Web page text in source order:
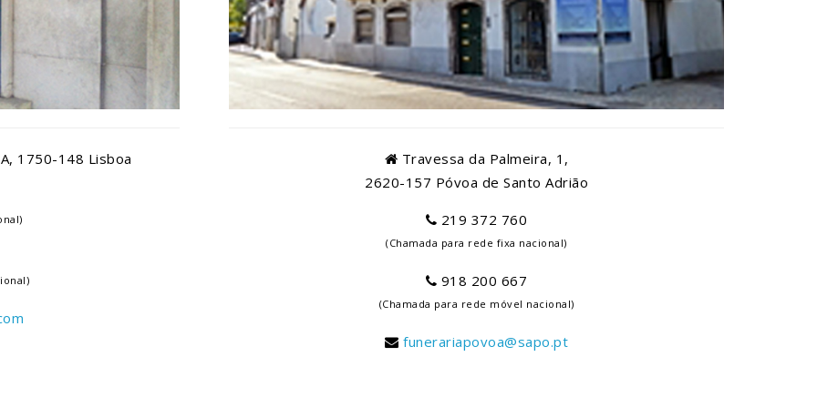
1750-148 Lisboa
Travessa da Palmeira, 1,
2620-157 Póvoa de Santo Adrião
219 372 760
(Chamada para rede fixa nacional)
918 200 667
(Chamada para rede móvel nacional)
funerariapovoa@sapo.pt